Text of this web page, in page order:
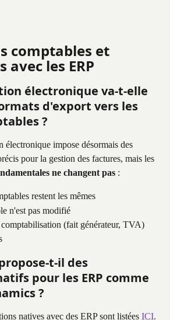
comptables et
les ERP
électronique va-t-elle
d'export vers les
?
électronique impose désormais des
pour la gestion des factures, mais les
ne changent pas :
restent les mêmes
n'est pas modifié
(fait générateur, TVA)
t-il des
pour les ERP comme
?
natives avec des ERP sont listées ICI.